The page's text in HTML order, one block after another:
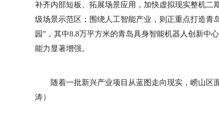
补齐内部短板、拓展场景应用，加快虚拟现实整机二
级场景示范区；围绕人工智能产业，则正重点打造青
园”，其中8.8万平方米的青岛具身智能机器人创新中
能力显著增强。
随着一批新兴产业项目从蓝图走向现实，崂山
涛）